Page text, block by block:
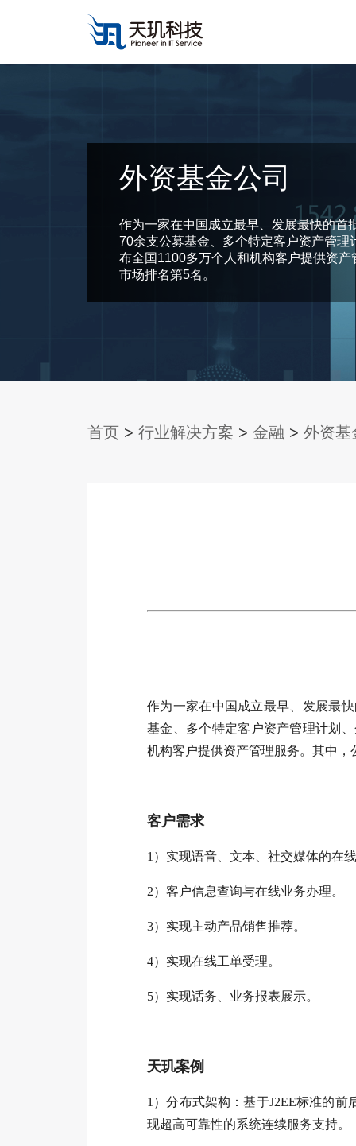
外资基金公司
作为一家在中国成立最早、发展最快的首
70余支公募基金、多个特定客户资产管
布全国1100多万个人和机构客户提供资
市场排名第5名。
首页 > 行业解决方案 > 金融 > 外资基
作为一家在中国成立最早、发展最
基金、多个特定客户资产管理计划
机构客户提供资产管理服务。其中，
客户需求
1 ）实现语音、文本、社交媒体的在
2）客户信息查询与在线业务办理。
3）实现主动产品销售推荐。
4）实现在线工单受理。
5）实现话务、业务报表展示。
天玑案例
1 ）分布式架构：基于J2EE标准的
现超高可靠性的系统连续服务支持。